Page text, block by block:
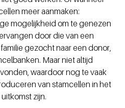
meer aanmaken:
mogelijkheid om te genezen
door die van een
gezocht naar een donor,
Maar niet altijd
waardoor nog te vaak
van stamcellen in het
zijn.